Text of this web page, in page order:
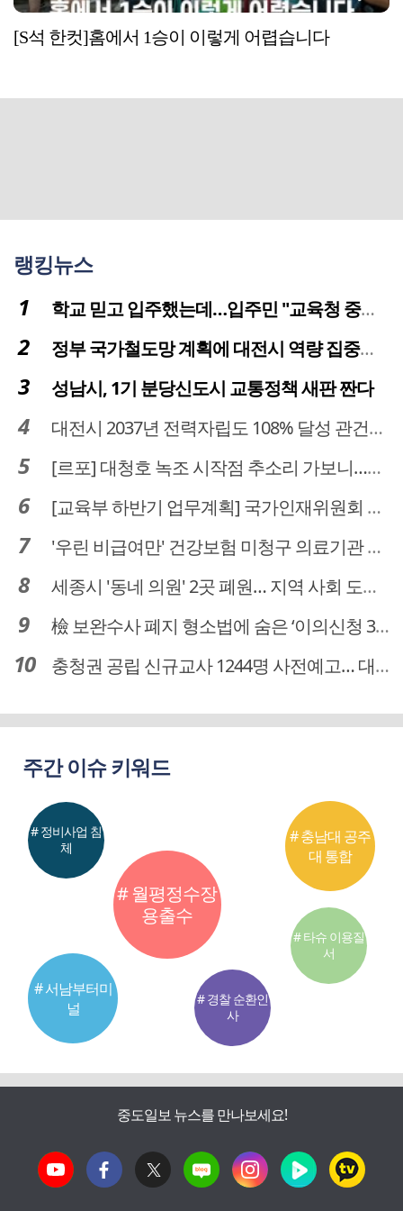
[S석 한컷]홈에서 1승이 이렇게 어렵습니다
랭킹뉴스
학교 믿고 입주했는데…입주민 "교육청 중재 나서라"
정부 국가철도망 계획에 대전시 역량 집중해야
성남시, 1기 분당신도시 교통정책 새판 짠다
대전시 2037년 전력자립도 108% 달성 관건은 '주민 수용성'
[르포] 대청호 녹조 시작점 추소리 가보니…걷어내도 짙은 초록빛
[교육부 하반기 업무계획] 국가인재위원회 신설… 거점국립대 3곳 성장엔진·AI 분야 패키지 지원
'우린 비급여만' 건강보험 미청구 의료기관 대전 65곳 충남 31곳
세종시 '동네 의원' 2곳 폐원… 지역 사회 도마 위
檢 보완수사 폐지 형소법에 숨은 ‘이의신청 3개월 제한’…황운하는 30일 추진
충청권 공립 신규교사 1244명 사전예고… 대전 초등 34명서 4명으로
주간 이슈 키워드
# 월평정수장
용출수
# 서남부터미
널
# 충남대 공주
대 통합
# 정비사업 침
체
# 경찰 순환인
사
# 타슈 이용질
서
중도일보 뉴스를 만나보세요!